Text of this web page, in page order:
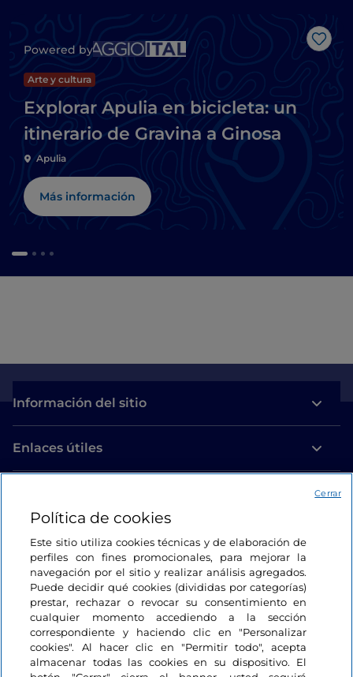
Me
Powered by
Arte y cultura
Explorar Apulia en bicicleta: un
itinerario de Gravina a Ginosa
Apulia
Más información
Información del sitio
Enlaces útiles
Estamos en contacto
Política de cookies
Este sitio utiliza cookies técnicas y de elaboración de
perfiles con fines promocionales, para mejorar la
navegación por el sitio y realizar análisis agregados.
Puede decidir qué cookies (divididas por categorías)
prestar, rechazar o revocar su consentimiento en
cualquier momento accediendo a la sección
correspondiente y haciendo clic en "Personalizar
cookies". Al hacer clic en "Permitir todo", acepta
almacenar todas las cookies en su dispositivo. El
Cerrar